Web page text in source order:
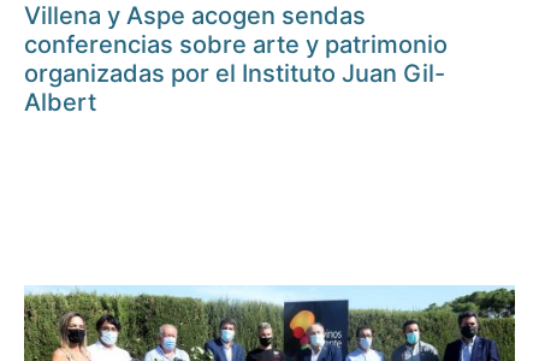
Villena y Aspe acogen sendas
conferencias sobre arte y patrimonio
organizadas por el Instituto Juan Gil-
Albert